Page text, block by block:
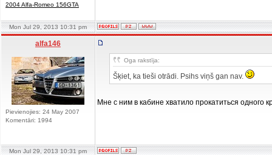
2004 Alfa-Romeo 156GTA
Mon Jul 29, 2013 10:31 pm
alfa146
Pievienojies: 24 May 2007
Komentāri: 1994
Oga rakstīja:
Šķiet, ka tieši otrādi. Psihs viņš gan nav.
Мне с ним в кабине хватило прокатиться одного
Mon Jul 29, 2013 10:31 pm